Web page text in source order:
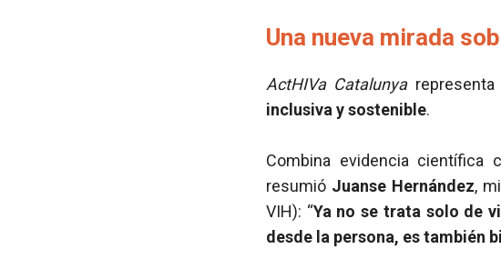
Una nueva mirada
ActHIVa Catalunyarepresenta
inclusiva y sostenible.
Combina evidencia científica
resumió Juanse Hernández,
VIH): “Ya no se trata solo de
desde la persona, es también